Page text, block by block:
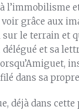
l’immobilisme
voir grâce aux
sur le terrain et
délégué et sa
dans sa
déjà dans